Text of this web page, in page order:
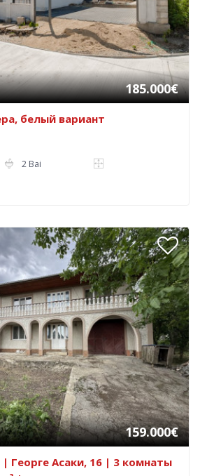
185.000€
белый вариант
2 Bai
159.000€
Георге Асаки, 16 | 3 комнаты